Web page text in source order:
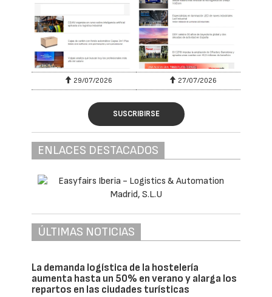
29/07/2026 27/07/2026
SUSCRIBIRSE
ENLACES DESTACADOS
ÚLTIMAS NOTICIAS
La demanda logística de la hostelería
aumenta hasta un 50% en verano y alarga los
repartos en las ciudades turísticas